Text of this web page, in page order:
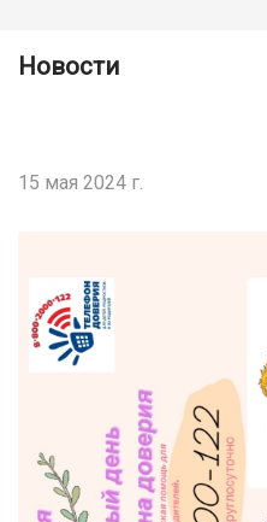
Новости
15 мая 2024 г.